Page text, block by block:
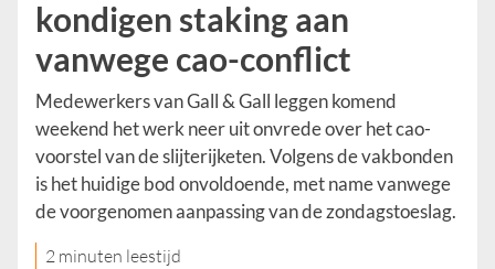
kondigen staking aan
vanwege cao-conflict
Medewerkers van Gall & Gall leggen komend
weekend het werk neer uit onvrede over het cao-
voorstel van de slijterijketen. Volgens de vakbonden
is het huidige bod onvoldoende, met name vanwege
de voorgenomen aanpassing van de zondagstoeslag.
2 minuten leestijd